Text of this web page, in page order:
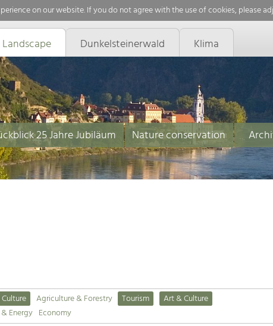
on our website. If you do not agree with the use of cookies, please
Dunkelsteinerwald Klima
25 Jahre Jubiläum Nature conservation
Agriculture & Forestry Tourism
Art & Culture
Energy Economy